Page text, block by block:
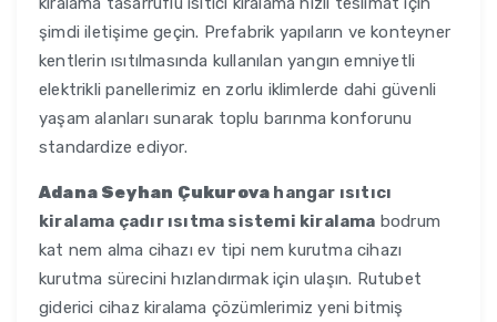
şimdi iletişime geçin. Prefabrik yapıların ve konteyner
kentlerin ısıtılmasında kullanılan yangın emniyetli
elektrikli panellerimiz en zorlu iklimlerde dahi güvenli
yaşam alanları sunarak toplu barınma konforunu
standardize ediyor.
Adana Seyhan Çukurova hangar ısıtıcı
kiralama çadır ısıtma sistemi kiralama bodrum
kat nem alma cihazı ev tipi nem kurutma cihazı
kurutma sürecini hızlandırmak için ulaşın. Rutubet
giderici cihaz kiralama çözümlerimiz yeni bitmiş